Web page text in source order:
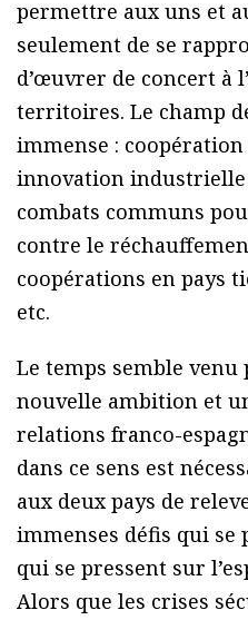
permettre aux uns et
seulement de se
d’œuvrer de concert à
territoires. Le champ
immense :
innovation
combats communs
contre le
coopérations en pays
etc.
Le temps semble
nouvelle ambition et
relations franco-
dans ce sens est
aux deux pays de
immenses défis qui se
qui se pressent sur
Alors que les crises